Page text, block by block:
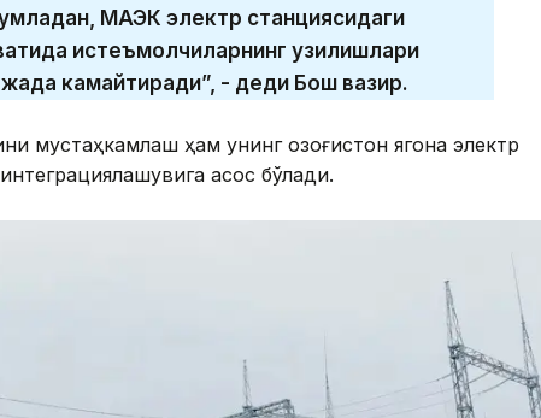
МАЭК электр станциясидаги
истеъмолчиларнинг узилишлари
камайтиради”, - деди Бош вазир.
мустаҳкамлаш ҳам унинг Қозоғистон ягона электр
асос бўлади.